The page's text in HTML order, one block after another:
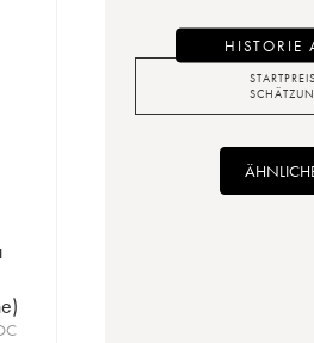
HISTORIE